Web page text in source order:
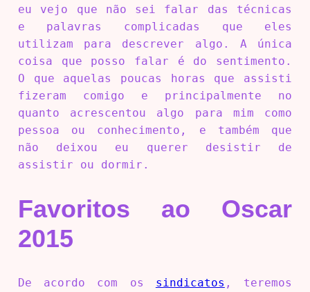
eu vejo que não sei falar das técnicas
e palavras complicadas que eles
utilizam para descrever algo. A única
coisa que posso falar é do sentimento.
O que aquelas poucas horas que assisti
fizeram comigo e principalmente no
quanto acrescentou algo para mim como
pessoa ou conhecimento, e também que
não deixou eu querer desistir de
assistir ou dormir.
Favoritos ao Oscar
2015
De acordo com os sindicatos , teremos